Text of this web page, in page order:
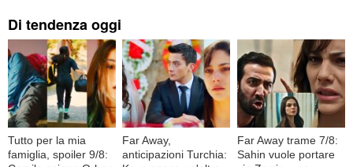
Di tendenza oggi
Tutto per la mia
famiglia, spoiler 9/8:
Far Away,
anticipazioni Turchia:
Far Away trame 7/8:
Sahin vuole portare